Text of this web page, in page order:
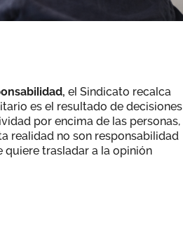
el Sindicato recalca
es el resultado de decisiones
por encima de las personas,
realidad no son responsabilidad
quiere trasladar a la opinión